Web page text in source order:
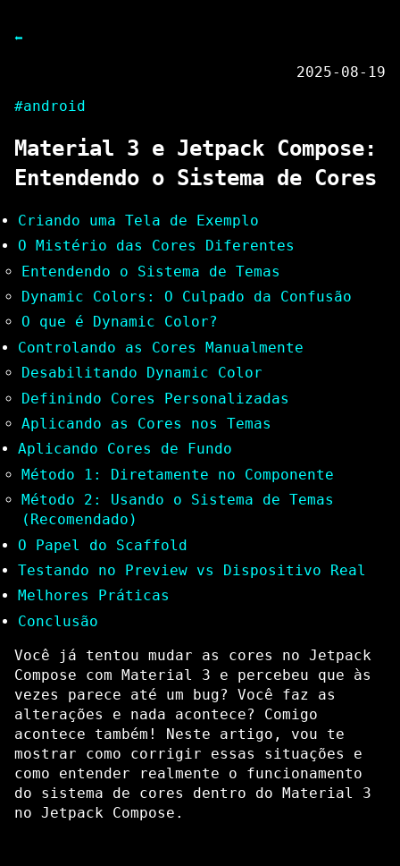
⬅
2025-08-19
#android
Material 3 e Jetpack Compose:
Entendendo o Sistema de Cores
Criando uma Tela de Exemplo
O Mistério das Cores Diferentes
Entendendo o Sistema de Temas
Dynamic Colors: O Culpado da Confusão
O que é Dynamic Color?
Controlando as Cores Manualmente
Desabilitando Dynamic Color
Definindo Cores Personalizadas
Aplicando as Cores nos Temas
Aplicando Cores de Fundo
Método 1: Diretamente no Componente
Método 2: Usando o Sistema de Temas
(Recomendado)
O Papel do Scaffold
Testando no Preview vs Dispositivo Real
Melhores Práticas
Conclusão
Você já tentou mudar as cores no Jetpack
Compose com Material 3 e percebeu que às
vezes parece até um bug? Você faz as
alterações e nada acontece? Comigo
acontece também! Neste artigo, vou te
mostrar como corrigir essas situações e
como entender realmente o funcionamento
do sistema de cores dentro do Material 3
no Jetpack Compose.